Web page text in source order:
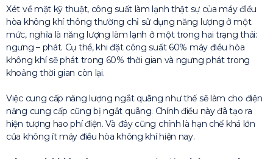
Xét về mặt kỹ thuật, công suất làm lạnh thật sự của máy đìều
hòa không khí thông thường chỉ sử dụng năng lượng ở một
mức, nghĩa là năng lượng làm lạnh ở một trong hai trạng thái:
ngưng – phát. Cụ thể, khi đặt công suất 60% máy điều hòa
không khí sẽ phát trong 60% thời gian và ngưng phát trong
khoảng thời gian còn lại.
Việc cung cấp năng lượng ngắt quãng như thế sẽ làm cho điện
năng cung cấp cũng bị ngắt quãng. Chính điều này đã tạo ra
hiện tượng hao phí điện. Và đây cũng chính là hạn chế khá lớn
của không ít máy điều hòa không khí hiện nay.